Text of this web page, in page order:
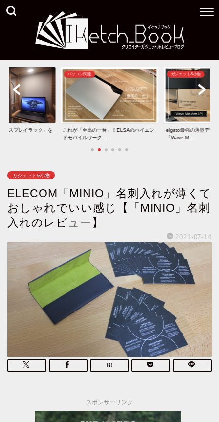
」！ELSAのハイエン
ガジェット&小物
elgato最強の薄型デザインマイクアーム
「Wave M...
ガジェット&小物
40インチ型5K2Kモニ
と「U40...
ガジェット&小物
ELECOM「MINIO」名刺入れが薄くて
おしゃれでいい感じ【「MINIO」名刺
入れのレビュー】
2021-07-14
スポンサーリンク